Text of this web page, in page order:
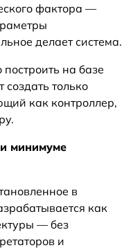
фактора —
делает система.
на базе
только
как контроллер,
минимуме
в
как
— без
и